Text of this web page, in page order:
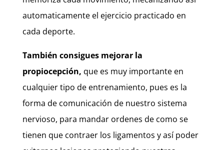
automaticamente el ejercicio practicado en
cada deporte.
También consigues mejorar la
propiocepción, que es muy importante en
cualquier tipo de entrenamiento, pues es la
forma de comunicación de nuestro sistema
nervioso, para mandar ordenes de como se
tienen que contraer los ligamentos y así poder